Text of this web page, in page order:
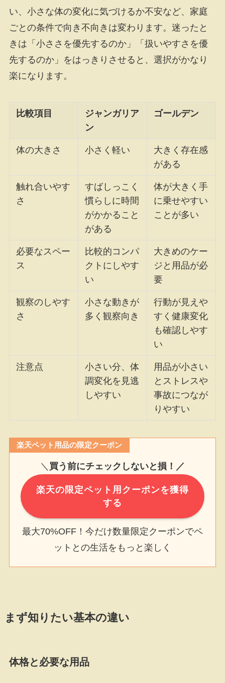
い、小さな体の変化に気づけるか不安など、家庭
ごとの条件で向き不向きは変わります。迷ったと
きは「小ささを優先するのか」「扱いやすさを優
先するのか」をはっきりさせると、選択がかなり
楽になります。
比較項目
ジャンガリア
ン
ゴールデン
体の大きさ 小さく軽い
大きく存在感
がある
触れ合いやす
さ
すばしっこく
慣らしに時間
がかかること
がある
体が大きく手
に乗せやすい
ことが多い
必要なスペー
ス
比較的コンパ
クトにしやす
い
大きめのケー
ジと用品が必
要
観察のしやす
さ
小さな動きが
多く観察向き
行動が見えや
すく健康変化
も確認しやす
い
注意点
小さい分、体
調変化を見逃
しやすい
用品が小さい
とストレスや
事故につなが
りやすい
楽天ペット用品の限定クーポン
＼ 買う前にチェックしないと損！／
楽天の限定ペット用クーポンを獲得
する
最大70%OFF！今だけ数量限定クーポンでペ
ットとの生活をもっと楽しく
まず知りたい基本の違い
体格と必要な用品